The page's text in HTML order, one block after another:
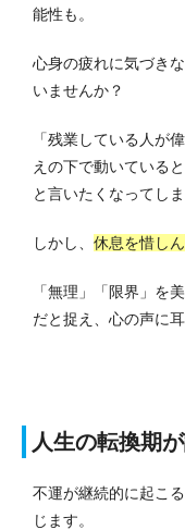
能性も。
心身の疲れに気づき
いませんか？
「残業している人が
えの下で動いている
と言いたくなってしま
しかし、 休息を惜し
「無理」「限界」を
だと捉え、心の声に
人生の転換期
不運が継続的に起こ
じます。